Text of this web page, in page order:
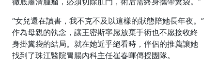
“女兒還在讀書，我不克不及以這樣的狀態陪她長年夜。”
作為母親的執念，讓王密斯寧愿放棄手術也不愿接收終
身掛糞袋的結局。就在她近乎絕看時，伴侶的推薦讓她
找到了珠江醫院胃腸內科主任崔春暉傳授團隊。